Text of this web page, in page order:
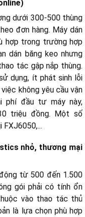
dưới 300-500 thùng
đơn hàng. Máy dán
hợp trong trường hợp
dán băng keo nhưng
tác gập nắp thùng.
dụng, ít phát sinh lỗi
không yêu cầu vận
phí đầu tư máy này,
triệu đồng. Một số
nhỏ, thương mại
từ 500 đến 1.500
gói phải có tính ổn
vào thao tác thủ
là lựa chọn phù hợp